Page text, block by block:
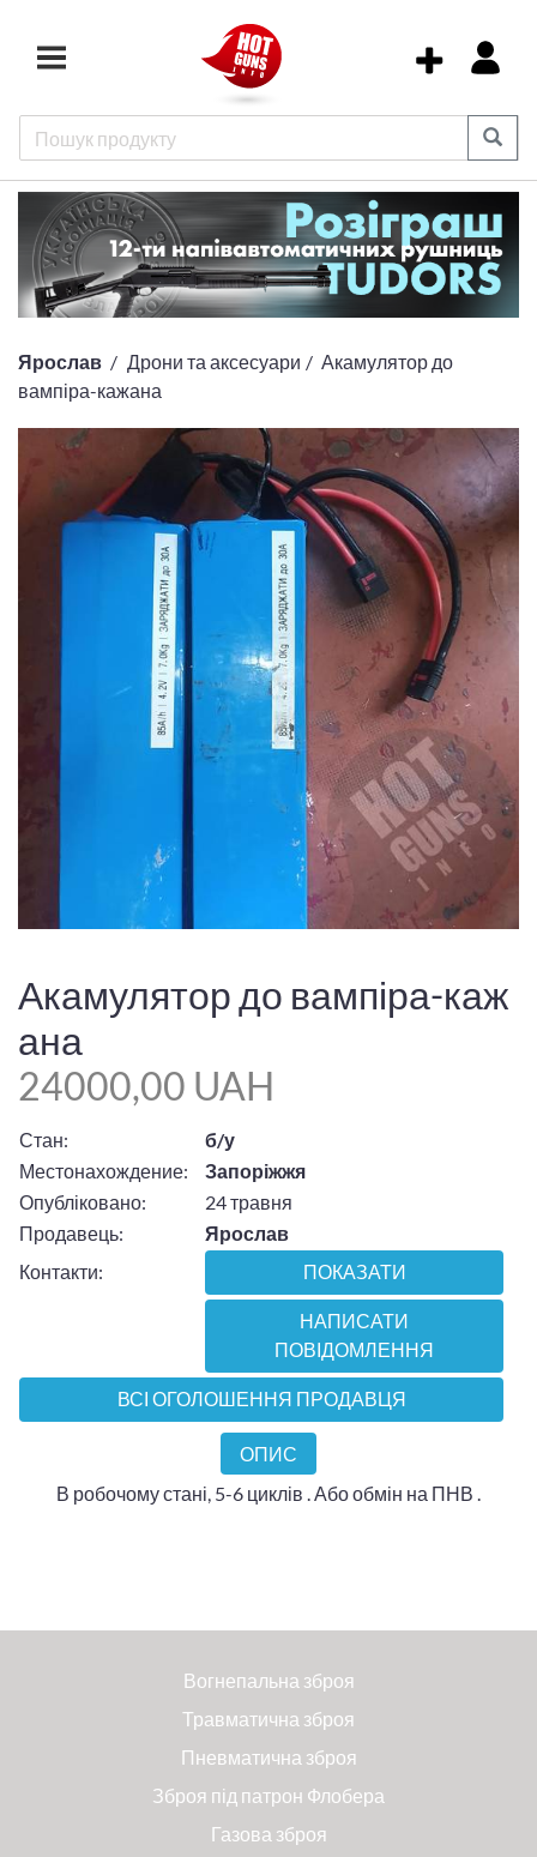
Ярослав Дрони та аксесуари
Акамулятор до
вампіра-кажана
Акамулятор до вампіра-каж
ана
24000,00 UAH
Стан:
б/у
Местонахождение:
Запоріжжя
Опубліковано:
24 травня
Продавець:
Ярослав
Контакти:
ПОКАЗАТИ
НАПИСАТИ
ПОВІДОМЛЕННЯ
ВСІ ОГОЛОШЕННЯ ПРОДАВЦЯ
ОПИС
В робочому стані, 5-6 циклів . Або обмін на ПНВ .
Вогнепальна зброя
Травматична зброя
Пневматична зброя
Зброя під патрон Флобера
Газова зброя